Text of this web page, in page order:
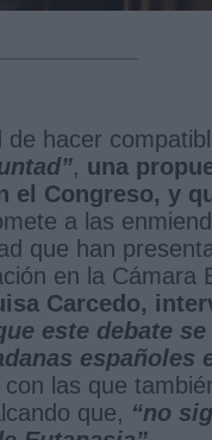
de hacer
, una
el Congreso, y
a las
que han
en la Cámara
Carcedo,
este debate
españoles
con las que
que, “no